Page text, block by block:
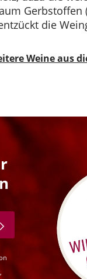
die
Weine aus